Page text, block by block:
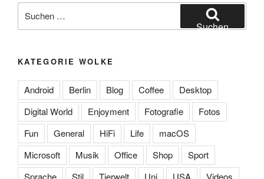
nach:
Suchen
KATEGORIE WOLKE
Android Berlin Blog Coffee
Desktop
Digital World
Enjoyment Fotografie
Fotos
Fun
General HiFi Life
macOS
Microsoft
Musik Office Shop
Sport